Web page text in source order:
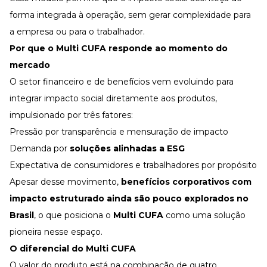
forma integrada à operação, sem gerar complexidade para
a empresa ou para o trabalhador.
Por que o Multi CUFA responde ao momento do
mercado
O setor financeiro e de benefícios vem evoluindo para
integrar impacto social diretamente aos produtos,
impulsionado por três fatores:
Pressão por transparência e mensuração de impacto
Demanda por soluções alinhadas a ESG
Expectativa de consumidores e trabalhadores por propósito
Apesar desse movimento, benefícios corporativos com
impacto estruturado ainda são pouco explorados no
Brasil, o que posiciona o Multi CUFA como uma solução
pioneira nesse espaço.
O diferencial do Multi CUFA